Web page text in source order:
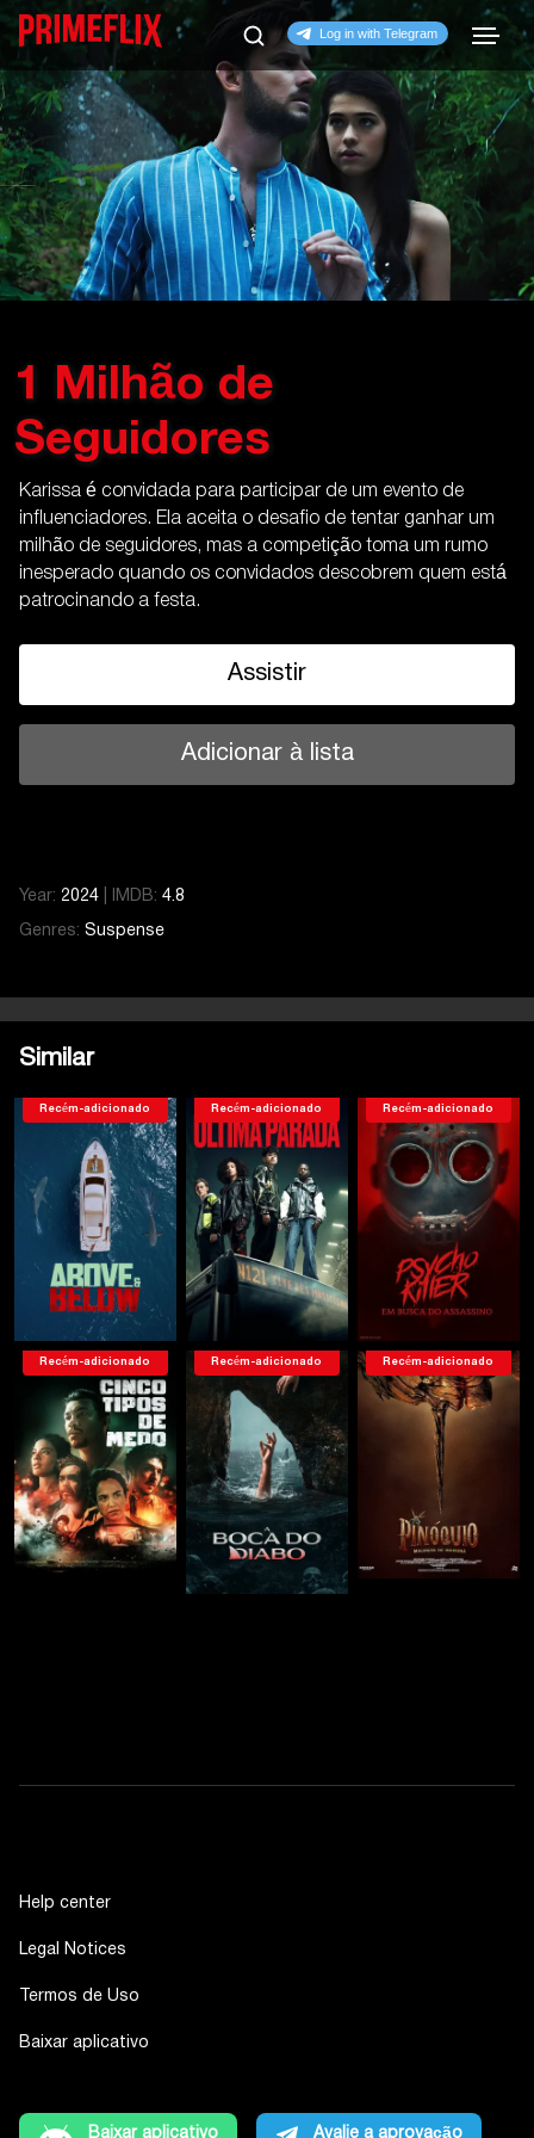
1 Milhão de
Seguidores
Karissa é convidada para participar de um evento de
influenciadores. Ela aceita o desafio de tentar ganhar um
milhão de seguidores, mas a competição toma um rumo
inesperado quando os convidados descobrem quem está
patrocinando a festa.
Assistir
Adicionar à lista
Year: 2024 IMDB: 4.8
Genres: Suspense
Similar
Recém-adicionado Recém-adicionado Recém-adicionado
Recém-adicionado Recém-adicionado Recém-adicionado
Help center
Legal Notices
Termos de Uso
Baixar aplicativo
Baixar aplicativo Avalie a aprovação